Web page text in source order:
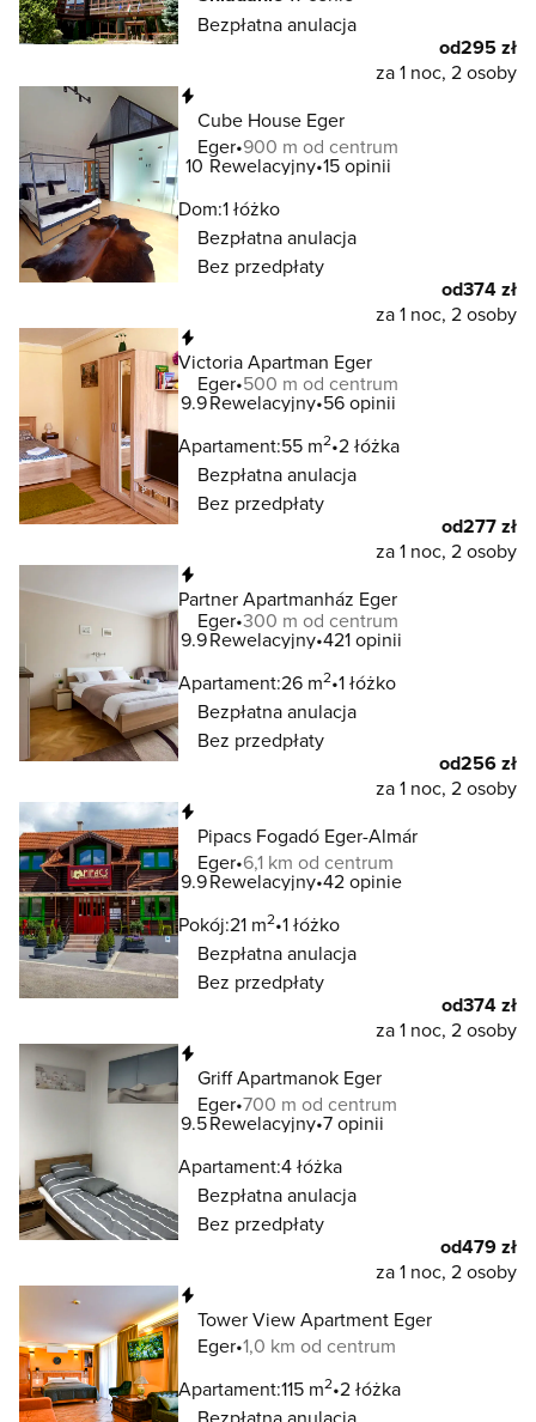
Bezpłatna anulacja
od295 zł
za 1 noc, 2 osoby
Cube House Eger
Eger 900 m od centrum
10 Rewelacyjny 15 opinii
Dom:1 łóżko
Bezpłatna anulacja
Bez przedpłaty
od374 zł
za 1 noc, 2 osoby
Victoria Apartman Eger
Eger 500 m od centrum
9.9Rewelacyjny 56 opinii
Apartament:55 m2 2 łóżka
Bezpłatna anulacja
Bez przedpłaty
od277 zł
za 1 noc, 2 osoby
Partner Apartmanház Eger
Eger 300 m od centrum
9.9Rewelacyjny 421 opinii
Apartament:26 m2 1 łóżko
Bezpłatna anulacja
Bez przedpłaty
od256 zł
za 1 noc, 2 osoby
Pipacs Fogadó Eger-Almár
Eger 6,1 km od centrum
9.9Rewelacyjny 42 opinie
Pokój:21 m2 1 łóżko
Bezpłatna anulacja
Bez przedpłaty
od374 zł
za 1 noc, 2 osoby
Griff Apartmanok Eger
Eger 700 m od centrum
9.5Rewelacyjny 7 opinii
Apartament:4 łóżka
Bezpłatna anulacja
Bez przedpłaty
od479 zł
za 1 noc, 2 osoby
Tower View Apartment Eger
Eger 1,0 km od centrum
Apartament:115 m2 2 łóżka